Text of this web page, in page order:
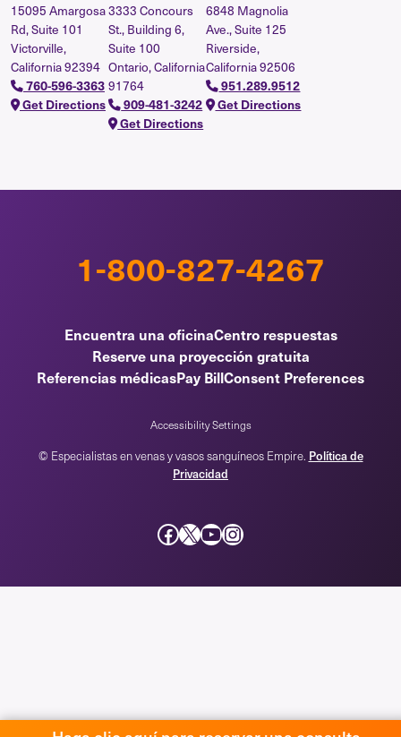
15095 Amargosa
Rd, Suite 101
Victorville,
California 92394
760-596-3363
Get Directions
3333 Concours
St., Building 6,
Suite 100
Ontario, California
91764
909-481-3242
Get Directions
6848 Magnolia
Ave., Suite 125
Riverside,
California 92506
951.289.9512
Get Directions
1-800-827-4267
Encuentra una oficinaCentro respuestas
Reserve una proyección gratuita
Referencias médicasPay BillConsent Preferences
Accessibility Settings
© Especialistas en venas y vasos sanguíneos Empire. Política de
Privacidad
Facebook incógnita YouTube Instagram